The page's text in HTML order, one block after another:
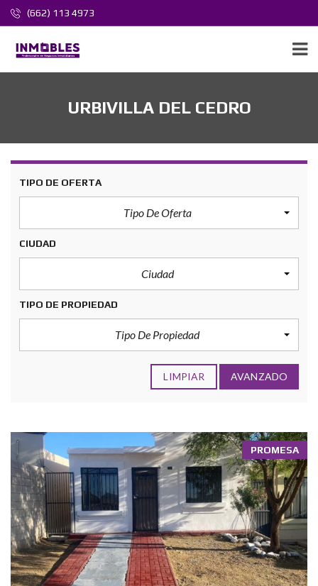
(662) 113 4973
URBIVILLA DEL CEDRO
TIPO DE OFERTA
Tipo De Oferta
CIUDAD
Ciudad
TIPO DE PROPIEDAD
Tipo De Propiedad
LIMPIAR AVANZADO
PROMESA